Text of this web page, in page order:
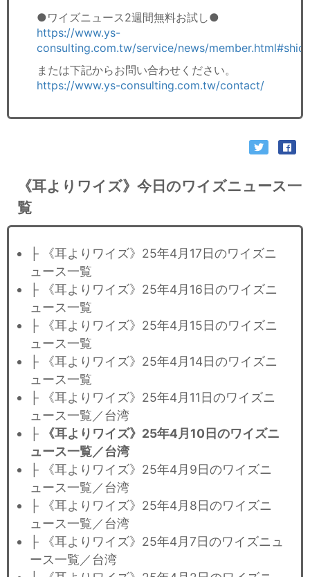
●ワイズニュース2週間無料お試し●
https://www.ys-
consulting.com.tw/service/news/
または下記からお問い合わせください。
https://www.ys-consulting.com.tw/contact/
《耳よりワイズ》今日のワイズニュース一
覧
├ 《耳よりワイズ》25年4月17日のワイズニ
ュース一覧
├ 《耳よりワイズ》25年4月16日のワイズニ
ュース一覧
├ 《耳よりワイズ》25年4月15日のワイズニ
ュース一覧
├ 《耳よりワイズ》25年4月14日のワイズニ
ュース一覧
├ 《耳よりワイズ》25年4月11日のワイズニ
ュース一覧／台湾
├
《耳よりワイズ》25年4月10日のワイズニ
ュース一覧／台湾
├ 《耳よりワイズ》25年4月9日のワイズニ
ュース一覧／台湾
├ 《耳よりワイズ》25年4月8日のワイズニ
ュース一覧／台湾
├ 《耳よりワイズ》25年4月7日のワイズニュ
ース一覧／台湾